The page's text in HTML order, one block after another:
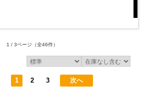
1 / 3ページ （全46件）
1 2 3 次へ